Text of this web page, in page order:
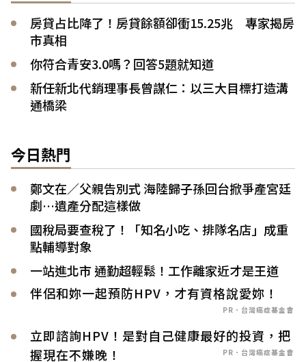
房貸占比降了！房貸餘額卻衝15.25兆 專家揭房
市真相
你符合青安3.0嗎？回答5題就知道
新任新北代銷理事長曾謀仁：以三大目標打造溝
通橋梁
今日熱門
鄭文在／父親告別式 海陸歸子孫回台掀爭產宮廷
劇…遺產分配這樣做
國稅局要查稅了！「知名小吃、排隊名店」成重
點輔導對象
一站進北市 通勤超輕鬆！工作離家近才是王道
伴侶和妳一起預防HPV，才有資格說愛妳！
PR．台灣癌症基金會
立即諮詢HPV！是對自己健康最好的投資，把
握現在不嫌晚！
PR．台灣癌症基金會